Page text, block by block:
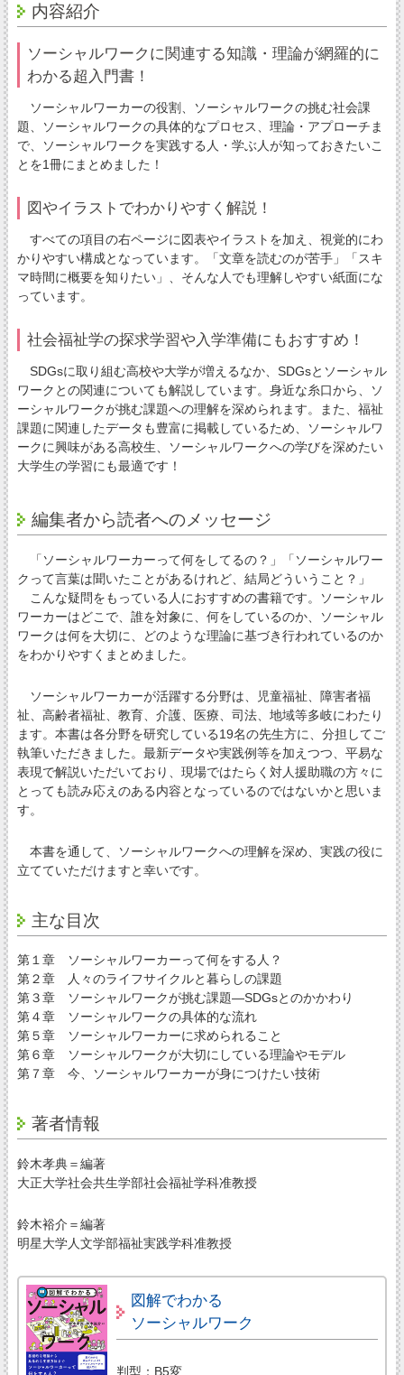
内容紹介
ソーシャルワークに関連する知識・理論が網羅的に
わかる超入門書！
ソーシャルワーカーの役割、ソーシャルワークの挑む社会課
題、ソーシャルワークの具体的なプロセス、理論・アプローチま
で、ソーシャルワークを実践する人・学ぶ人が知っておきたいこ
とを1冊にまとめました！
図やイラストでわかりやすく解説！
すべての項目の右ページに図表やイラストを加え、視覚的にわ
かりやすい構成となっています。「文章を読むのが苦手」「スキ
マ時間に概要を知りたい」、そんな人でも理解しやすい紙面にな
っています。
社会福祉学の探求学習や入学準備にもおすすめ！
SDGsに取り組む高校や大学が増えるなか、SDGsとソーシャル
ワークとの関連についても解説しています。身近な糸口から、ソ
ーシャルワークが挑む課題への理解を深められます。また、福祉
課題に関連したデータも豊富に掲載しているため、ソーシャルワ
ークに興味がある高校生、ソーシャルワークへの学びを深めたい
大学生の学習にも最適です！
編集者から読者へのメッセージ
「ソーシャルワーカーって何をしてるの？」「ソーシャルワー
クって言葉は聞いたことがあるけれど、結局どういうこと？」
こんな疑問をもっている人におすすめの書籍です。ソーシャル
ワーカーはどこで、誰を対象に、何をしているのか、ソーシャル
ワークは何を大切に、どのような理論に基づき行われているのか
をわかりやすくまとめました。
ソーシャルワーカーが活躍する分野は、児童福祉、障害者福
祉、高齢者福祉、教育、介護、医療、司法、地域等多岐にわたり
ます。本書は各分野を研究している19名の先生方に、分担してご
執筆いただきました。最新データや実践例等を加えつつ、平易な
表現で解説いただいており、現場ではたらく対人援助職の方々に
とっても読み応えのある内容となっているのではないかと思いま
す。
本書を通して、ソーシャルワークへの理解を深め、実践の役に
立てていただけますと幸いです。
主な目次
第１章 ソーシャルワーカーって何をする人？
第２章 人々のライフサイクルと暮らしの課題
第３章 ソーシャルワークが挑む課題―SDGsとのかかわり
第４章 ソーシャルワークの具体的な流れ
第５章 ソーシャルワーカーに求められること
第６章 ソーシャルワークが大切にしている理論やモデル
第７章 今、ソーシャルワーカーが身につけたい技術
著者情報
鈴木孝典＝編著
大正大学社会共生学部社会福祉学科准教授
鈴木裕介＝編著
明星大学人文学部福祉実践学科准教授
図解でわかる
ソーシャルワーク
判型：B5変